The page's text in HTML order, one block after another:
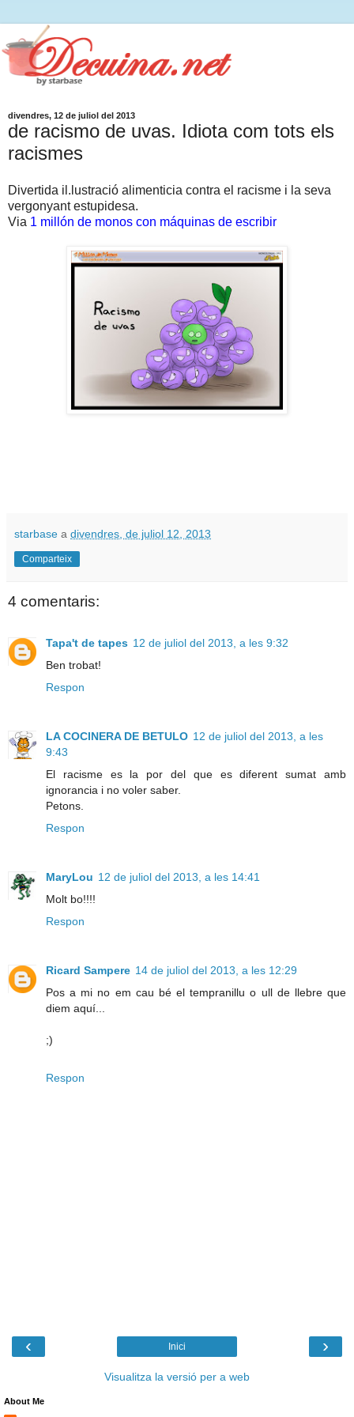
divendres, 12 de juliol del 2013
de racismo de uvas. Idiota com tots els
racismes
Divertida il.lustració alimenticia contra el racisme i la seva
vergonyant estupidesa.
Via 1 millón de monos con máquinas de escribir
starbase a divendres, de juliol 12, 2013
Comparteix
4 comentaris:
Tapa't de tapes 12 de juliol del 2013, a les 9:32
Ben trobat!
Respon
LA COCINERA DE BETULO 12 de juliol del 2013, a les
9:43
El racisme es la por del que es diferent sumat amb
ignorancia i no voler saber.
Petons.
Respon
MaryLou 12 de juliol del 2013, a les 14:41
Molt bo!!!!
Respon
Ricard Sampere 14 de juliol del 2013, a les 12:29
Pos a mi no em cau bé el tempranillu o ull de llebre que
diem aquí...
;)
Respon
‹ ›
Inici
Visualitza la versió per a web
About Me